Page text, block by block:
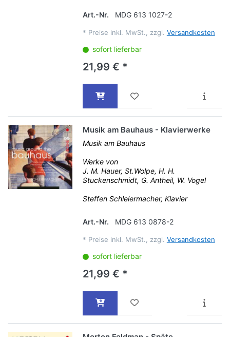
Art.-Nr. MDG 613 1027-2
* Preise inkl. MwSt., zzgl. Versandkosten
sofort lieferbar
21,99 € *
Musik am Bauhaus - Klavierwerke
Musik am Bauhaus
Werke von
J. M. Hauer, St.Wolpe, H. H.
Stuckenschmidt, G. Antheil, W. Vogel
Steffen Schleiermacher, Klavier
Art.-Nr. MDG 613 0878-2
* Preise inkl. MwSt., zzgl. Versandkosten
sofort lieferbar
21,99 € *